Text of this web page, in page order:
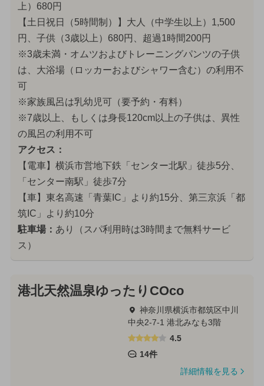
上）680円
【土日祝日（5時間制）】大人（中学生以上）1,500
円、子供（3歳以上）680円、超過1時間200円
※3歳未満・オムツおよびトレーニングパンツの子供
は、大浴場（ロッカーおよびシャワー含む）の利用不
可
※家族風呂は乳幼児可（要予約・有料）
※7歳以上、もしくは身長120cm以上の子供は、異性
の風呂の利用不可
アクセス：
【電車】横浜市営地下鉄「センター北駅」徒歩5分、
「センター南駅」徒歩7分
【車】東名高速「青葉IC」より約15分、第三京浜「都
筑IC」より約10分
駐車場： あり（スパ利用時は3時間まで無料サービ
ス）
港北天然温泉ゆったりCOco
神奈川県横浜市都筑区中川
中央2-7-1 港北みなも3階
4.5
14件
詳細情報を見る